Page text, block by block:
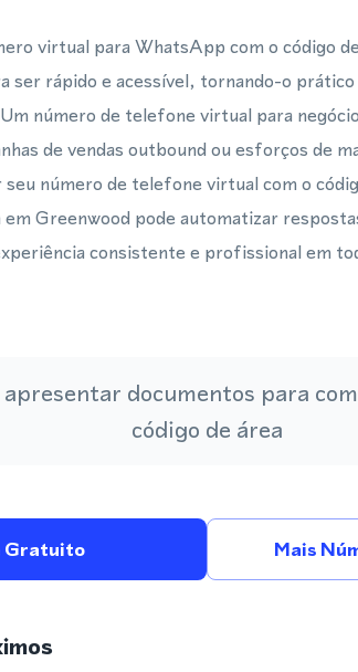
virtual para WhatsApp com o código
ser rápido e acessível, tornando-o prático
número de telefone virtual para
de vendas outbound ou esforços de
número de telefone virtual com o
em Greenwood pode automatizar
consistente e profissional em
apresentar documentos para
código de área
Gratuito Mais